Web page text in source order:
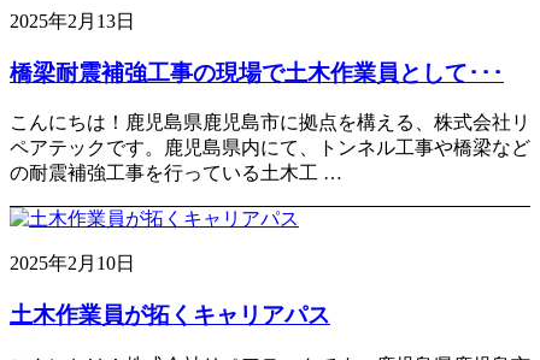
2025年2月13日
橋梁耐震補強工事の現場で土木作業員として･･･
こんにちは！鹿児島県鹿児島市に拠点を構える、株式会社リ
ペアテックです。鹿児島県内にて、トンネル工事や橋梁など
の耐震補強工事を行っている土木工 …
2025年2月10日
土木作業員が拓くキャリアパス